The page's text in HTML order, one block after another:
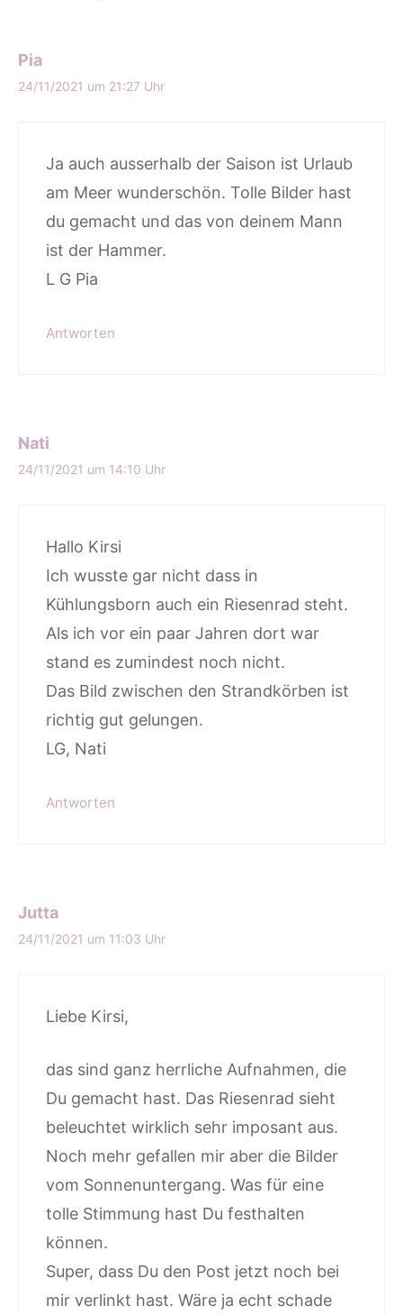
Pia
24/11/2021 um 21:27 Uhr
Ja auch ausserhalb der Saison ist Urlaub
am Meer wunderschön. Tolle Bilder hast
du gemacht und das von deinem Mann
ist der Hammer.
L G Pia
Antworten
Nati
24/11/2021 um 14:10 Uhr
Hallo Kirsi
Ich wusste gar nicht dass in
Kühlungsborn auch ein Riesenrad steht.
Als ich vor ein paar Jahren dort war
stand es zumindest noch nicht.
Das Bild zwischen den Strandkörben ist
richtig gut gelungen.
LG, Nati
Antworten
Jutta
24/11/2021 um 11:03 Uhr
Liebe Kirsi,
das sind ganz herrliche Aufnahmen, die
Du gemacht hast. Das Riesenrad sieht
beleuchtet wirklich sehr imposant aus.
Noch mehr gefallen mir aber die Bilder
vom Sonnenuntergang. Was für eine
tolle Stimmung hast Du festhalten
können.
Super, dass Du den Post jetzt noch bei
mir verlinkt hast. Wäre ja echt schade